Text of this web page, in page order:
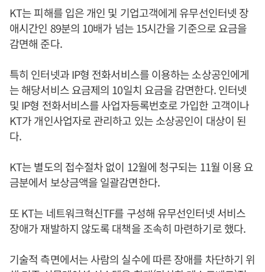
KT는 피해를 입은 개인 및 기업고객에게 유무선인터넷 장
애시간인 89분의 10배가 넘는 15시간을 기준으로 요금을
감면해 준다.
특히 인터넷과 IP형 전화서비스를 이용하는 소상공인에게
는 해당서비스 요금제의 10일치 요금을 감면한다. 인터넷
및 IP형 전화서비스를 사업자등록번호로 가입한 고객이나
KT가 개인사업자로 관리하고 있는 소상공인이 대상이 된
다.
KT는 별도의 접수절차 없이 12월에 청구되는 11월 이용 요
금분에서 보상금액을 일괄감면한다.
또 KT는 네트워크혁신TF를 구성해 유무선인터넷 서비스
장애가 재발하지 않도록 대책을 조속히 마련하기로 했다.
기술적 측면에서는 사람의 실수에 따른 장애를 차단하기 위